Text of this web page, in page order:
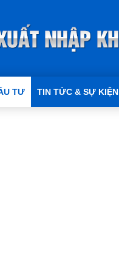
TƯ TIN TỨC & SỰ KIỆN